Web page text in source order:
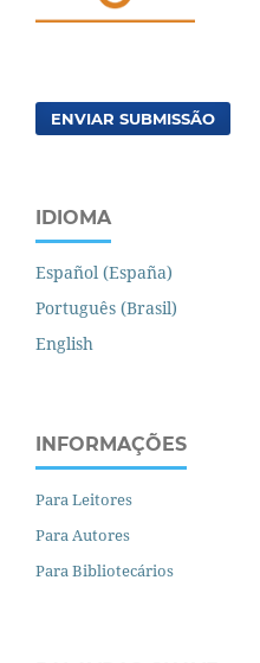
ENVIAR SUBMISSÃO
IDIOMA
Español (España)
Português (Brasil)
English
INFORMAÇÕES
Para Leitores
Para Autores
Para Bibliotecários